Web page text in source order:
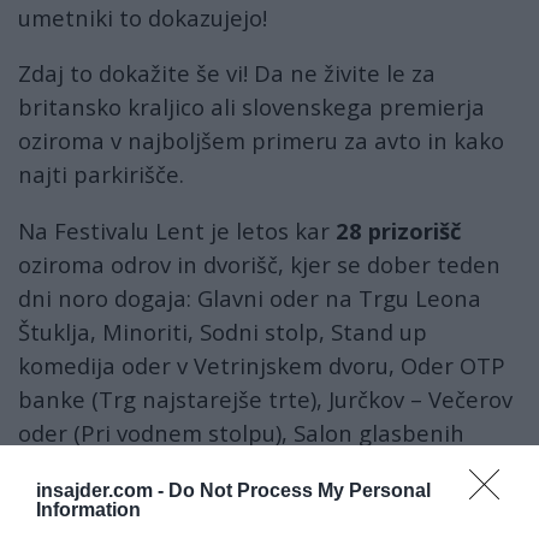
insajder.com - Do Not Process My Personal
Information
umetniki to dokazujejo!
Zdaj to dokažite še vi! Da ne živite le za
britansko kraljico ali slovenskega premierja
oziroma v najboljšem primeru za avto in kako
najti parkirišče.
Na Festivalu Lent je letos kar 28 prizorišč
oziroma odrov in dvorišč, kjer se dober teden
dni noro dogaja: Glavni oder na Trgu Leona
Štuklja, Minoriti, Sodni stolp, Stand up
komedija oder v Vetrinjskem dvoru, Oder OTP
banke (Trg najstarejše trte), Jurčkov – Večerov
oder (Pri vodnem stolpu), Salon glasbenih
umetnikov (Dvorana Union), KMŠ oder (Glavni
trg), »potujoči oder« Uličnega gledališča Ana